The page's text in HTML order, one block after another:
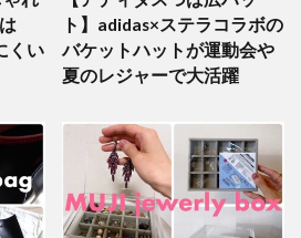
くい
ト】adidas×ステラコラボの
バケットハットが運動会や
夏のレジャーで大活躍